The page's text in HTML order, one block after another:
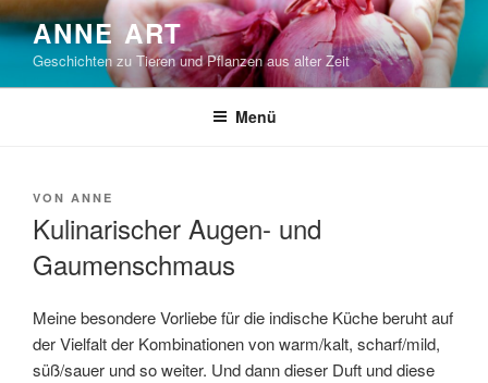
Zum
Inhalt
springen
ANNE ART
Geschichten zu Tieren und Pflanzen aus alter Zeit
Menü
VERÖFFENTLICHT
VON ANNE
Kulinarischer Augen- und
Gaumenschmaus
Meine besondere Vorliebe für die indische Küche beruht auf
der Vielfalt der Kombinationen von warm/kalt, scharf/mild,
süß/sauer und so weiter. Und dann dieser Duft und diese